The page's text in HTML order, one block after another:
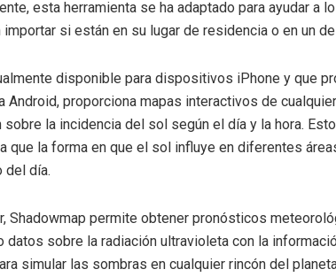
esta herramienta se ha adaptado para ayudar a
importar si están en su lugar de residencia o en un
disponible para dispositivos iPhone y que
Android, proporciona mapas interactivos de
sobre la incidencia del sol según el día y la hora.
que la forma en que el sol influye en diferentes
del día.
Shadowmap permite obtener pronósticos
datos sobre la radiación ultravioleta con la
simular las sombras en cualquier rincón del